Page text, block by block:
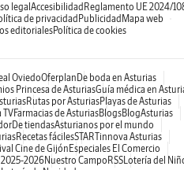
legal Accesibilidad Reglamento UE 2024/
de privacidad Publicidad Mapa web
editorialesPolítica de cookies
OviedoOferplan De boda en Asturias
Princesa de AsturiasGuía médica en
Rutas por AsturiasPlayas de Asturias
TVFarmacias de AsturiasBlogsBlogAsturias
De tiendasAsturianos por el mundo
Recetas fácilesSTARTinnova Asturias
Cine de Gijón Especiales El Comercio
2026Nuestro Campo RSSLotería del